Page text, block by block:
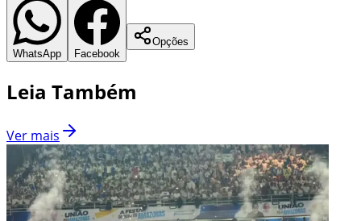
WhatsApp Facebook
Opções
Leia Também
Ver mais